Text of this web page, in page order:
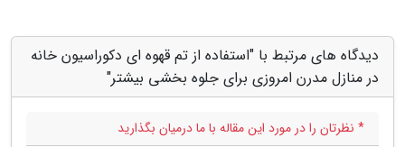
دیدگاه های مرتبط با "استفاده از تم قهوه ای دکوراسیون خانه
در منازل مدرن امروزی برای جلوه بخشی بیشتر"
* نظرتان را در مورد این مقاله با ما درمیان بگذارید